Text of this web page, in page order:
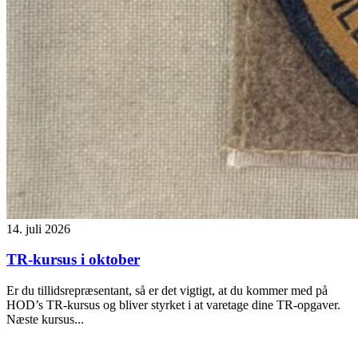
14. juli 2026
TR-kursus i oktober
Er du tillidsrepræsentant, så er det vigtigt, at du kommer med på
HOD’s TR-kursus og bliver styrket i at varetage dine TR-opgaver.
Næste kursus...